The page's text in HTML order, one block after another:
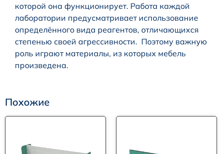
которой она функционирует. Работа каждой
лаборатории предусматривает использование
определённого вида реагентов, отличающихся
степенью своей агрессивности. Поэтому важную
роль играют материалы, из которых мебель
произведена.
Похожие